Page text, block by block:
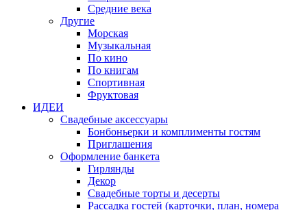
Средние века
Другие
Морская
Музыкальная
По кино
По книгам
Спортивная
Фруктовая
ИДЕИ
Свадебные аксессуары
Бонбоньерки и комплименты гостям
Приглашения
Оформление банкета
Гирлянды
Декор
Свадебные торты и десерты
Рассадка гостей (карточки, план, номера